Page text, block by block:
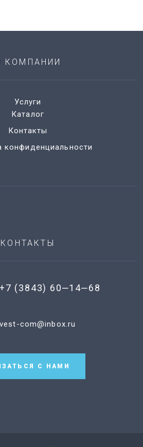
КОМПАНИИ
Услуги
Каталог
Контакты
конфиденциальности
КОНТАКТЫ
+7 (3843) 60‒14‒68
vest-com@inbox.ru
С НАМИ